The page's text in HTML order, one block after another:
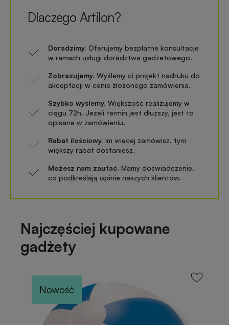
Dlaczego Artilon?
Doradzimy. Oferujemy bezpłatne konsultacje
w ramach usługi doradztwa gadżetowego.
Zobrazujemy. Wyślemy ci projekt nadruku do
akceptacji w cenie złożonego zamówienia.
Szybko wyślemy. Większość realizujemy w
ciągu 72h. Jeżeli termin jest dłuższy, jest to
opisane w zamówieniu.
Rabat ilościowy. Im więcej zamówisz, tym
większy rabat dostaniesz.
Możesz nam zaufać. Mamy doświadczenie,
co podkreślają opinie naszych klientów.
Najczęściej kupowane
gadżety
Nowość